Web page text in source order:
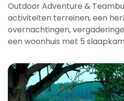
Outdoor Adventure &
activiteiten terreinen, een
overnachtingen,
een woonhuis met 5